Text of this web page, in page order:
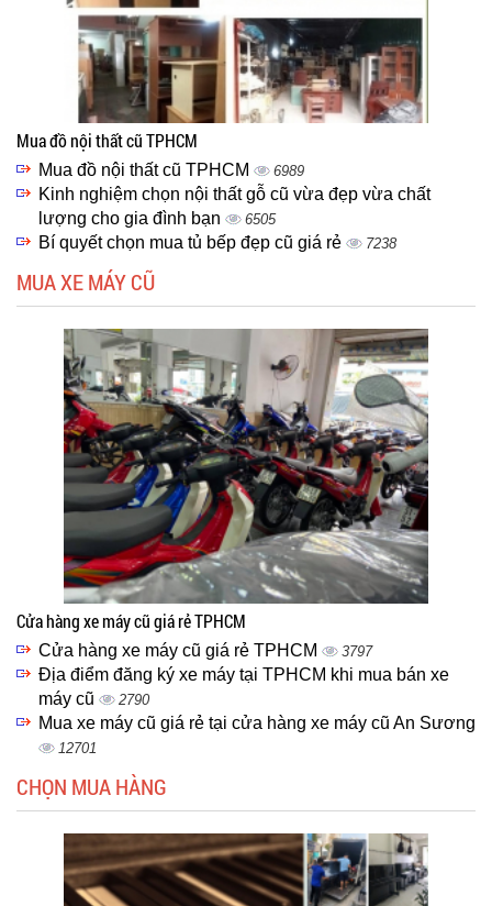
Mua đồ nội thất cũ TPHCM
Mua đồ nội thất cũ TPHCM 6989
Kinh nghiệm chọn nội thất gỗ cũ vừa đẹp vừa chất
lượng cho gia đình bạn
6505
Bí quyết chọn mua tủ bếp đẹp cũ giá rẻ 7238
MUA XE MÁY CŨ
Cửa hàng xe máy cũ giá rẻ TPHCM
Cửa hàng xe máy cũ giá rẻ TPHCM 3797
Địa điểm đăng ký xe máy tại TPHCM khi mua bán xe
máy cũ
2790
Mua xe máy cũ giá rẻ tại cửa hàng xe máy cũ An Sương
12701
CHỌN MUA HÀNG